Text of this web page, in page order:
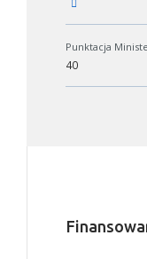
Punktacja
40